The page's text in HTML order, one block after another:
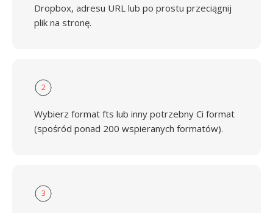
Dropbox, adresu URL lub po prostu przeciągnij
plik na stronę.
2
Wybierz format fts lub inny potrzebny Ci format
(spośród ponad 200 wspieranych formatów).
3